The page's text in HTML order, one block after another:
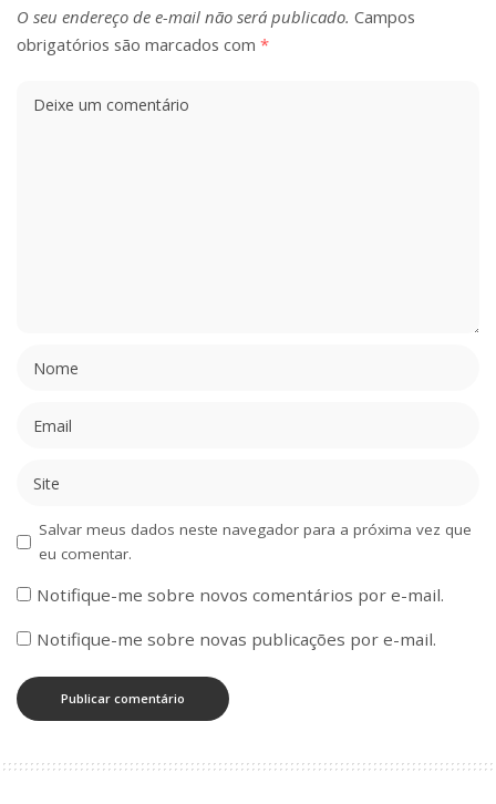
O seu endereço de e-mail não será publicado. Campos
obrigatórios são marcados com *
Salvar meus dados neste navegador para a próxima vez que
eu comentar.
Notifique-me sobre novos comentários por e-mail.
Notifique-me sobre novas publicações por e-mail.